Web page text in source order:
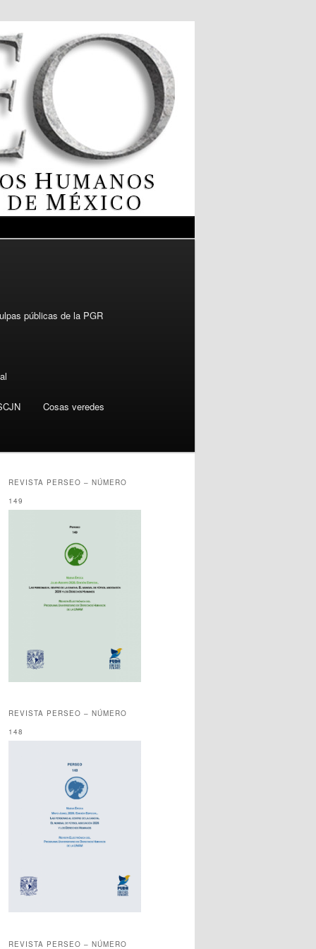
públicas de la PGR
Cosas veredes
REVISTA PERSEO – NÚMERO
149
REVISTA PERSEO – NÚMERO
148
REVISTA PERSEO – NÚMERO